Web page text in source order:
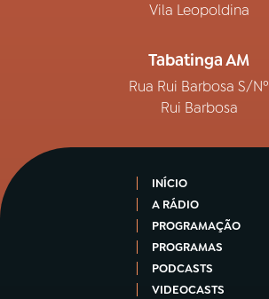
Vila Leopoldina
Tabatinga AM
Rua Rui Barbosa S/Nº
Rui Barbosa
INÍCIO
A RÁDIO
PROGRAMAÇÃO
PROGRAMAS
PODCASTS
VIDEOCASTS